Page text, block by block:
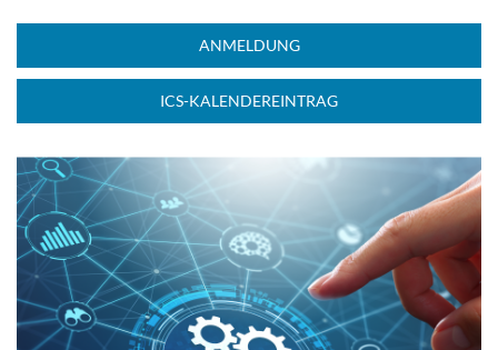
ANMELDUNG
ICS-KALENDEREINTRAG